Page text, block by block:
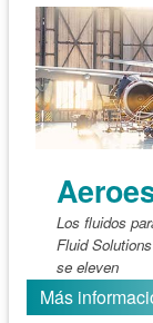
Los fluidos
Fluid
se eleven
Más